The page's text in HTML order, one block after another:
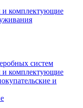
и комплектующие
систем
и комплектующие
и